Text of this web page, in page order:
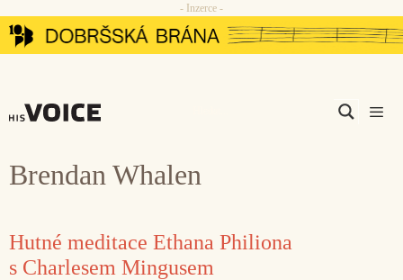
Přeskočit
na
- Inzerce -
Brendan Whalen
Hutné meditace Ethana Philiona
s Charlesem Mingusem